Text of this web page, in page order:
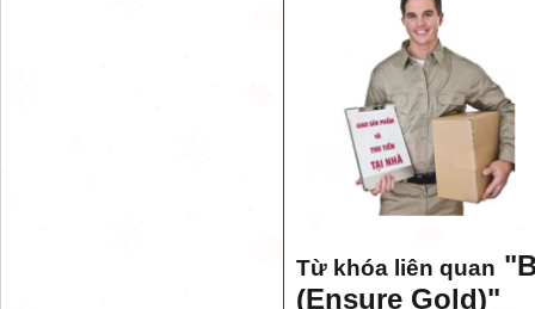
Từ khóa liên quan "
(Ensure Gold)"